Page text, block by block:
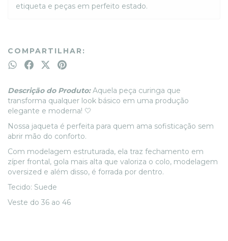
etiqueta e peças em perfeito estado.
COMPARTILHAR:
Descrição do Produto:Aquela peça curinga que
transforma qualquer look básico em uma produção
elegante e moderna! 🤍
Nossa jaqueta é perfeita para quem ama sofisticação sem
abrir mão do conforto.
Com modelagem estruturada, ela traz fechamento em
zíper frontal, gola mais alta que valoriza o colo, modelagem
oversized e além disso, é forrada por dentro.
Tecido: Suede
Veste do 36 ao 46